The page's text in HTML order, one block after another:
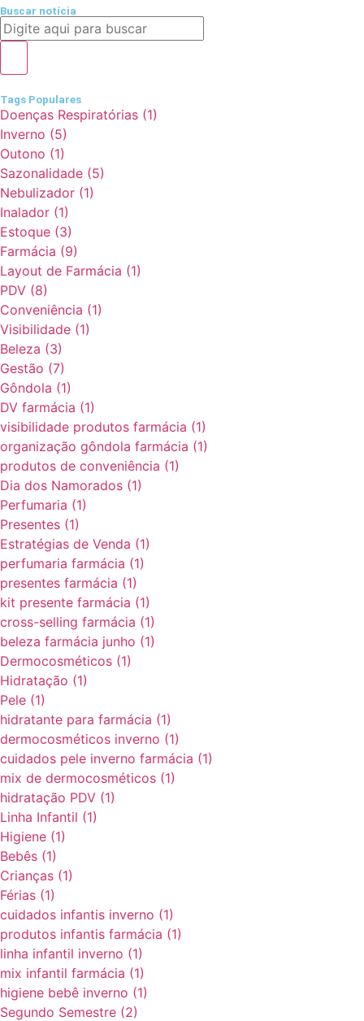
Buscar notícia
Tags Populares
Doenças Respiratórias (1)
Inverno (5)
Outono (1)
Sazonalidade (5)
Nebulizador (1)
Inalador (1)
Estoque (3)
Farmácia (9)
Layout de Farmácia (1)
PDV (8)
Conveniência (1)
Visibilidade (1)
Beleza (3)
Gestão (7)
Gôndola (1)
DV farmácia (1)
visibilidade produtos farmácia (1)
organização gôndola farmácia (1)
produtos de conveniência (1)
Dia dos Namorados (1)
Perfumaria (1)
Presentes (1)
Estratégias de Venda (1)
perfumaria farmácia (1)
presentes farmácia (1)
kit presente farmácia (1)
cross-selling farmácia (1)
beleza farmácia junho (1)
Dermocosméticos (1)
Hidratação (1)
Pele (1)
hidratante para farmácia (1)
dermocosméticos inverno (1)
cuidados pele inverno farmácia (1)
mix de dermocosméticos (1)
hidratação PDV (1)
Linha Infantil (1)
Higiene (1)
Bebês (1)
Crianças (1)
Férias (1)
cuidados infantis inverno (1)
produtos infantis farmácia (1)
linha infantil inverno (1)
mix infantil farmácia (1)
higiene bebê inverno (1)
Segundo Semestre (2)